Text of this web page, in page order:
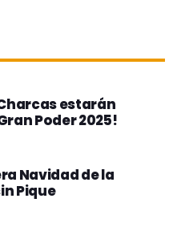
estarán
Poder 2025!
Navidad de la
Pique